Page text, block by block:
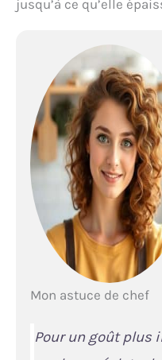
jusqu’à ce qu’elle
Mon astuce de chef
Pour un goût plus